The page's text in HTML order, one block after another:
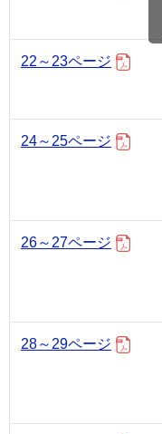
22～23ページ
24～25ページ
26～27ページ
28～29ページ